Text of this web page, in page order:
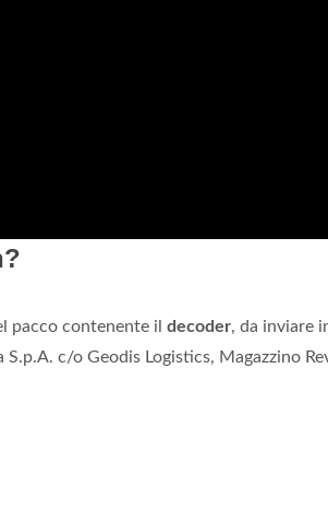
pacco contenente il decoder, da inviare
c/o Geodis Logistics, Magazzino